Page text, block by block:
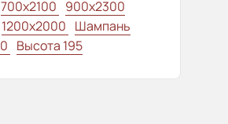
700x2100 900x2300
1200x2000 Шампань
Высота 195